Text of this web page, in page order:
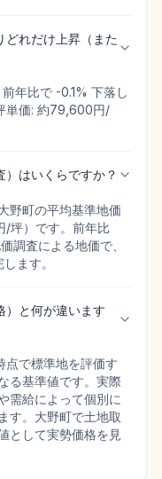
どれだけ上昇（また
年比で -0.1% 下落し
単価: 約79,600円/
はいくらですか？
野町の平均基準地価
坪）です。前年比
調査による地価で、
ます。
）と何が違います
点で標準地を評価す
る基準値です。実際
需給によって個別に
す。大野町で土地取
として実勢価格を見